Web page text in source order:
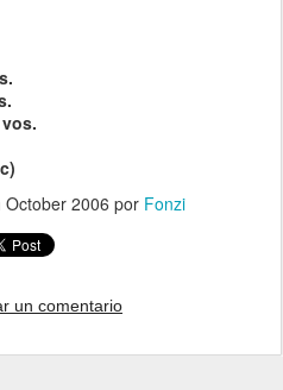
October 2006 por Fonzi
un comentario